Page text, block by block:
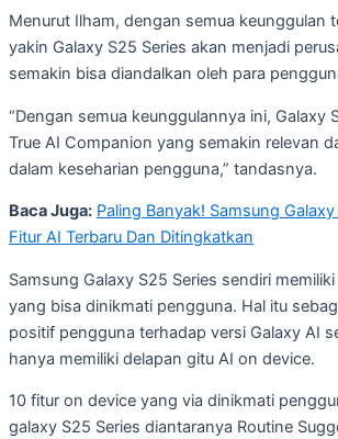
Menurut Ilham, dengan semua keunggulan
yakin Galaxy S25 Series akan menjadi
semakin bisa diandalkan oleh para
“Dengan semua keunggulannya ini, Galaxy
True AI Companion yang semakin relevan
dalam keseharian pengguna,” tandasnya.
Baca Juga: Paling Banyak! Samsung
Fitur AI Terbaru Dan Ditingkatkan
Samsung Galaxy S25 Series sendiri
yang bisa dinikmati pengguna. Hal itu
positif pengguna terhadap versi Galaxy AI
hanya memiliki delapan gitu AI on device.
10 fitur on device yang via dinikmati
galaxy S25 Series diantaranya Routine